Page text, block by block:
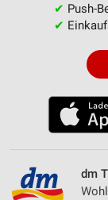
✔ Push-
✔
dm